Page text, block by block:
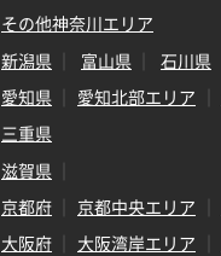
その他神奈川エリア
新潟県 富山県 石川県
愛知県
愛知北部エリア
三重県
滋賀県
京都府
京都中央エリア
大阪府
大阪湾岸エリア